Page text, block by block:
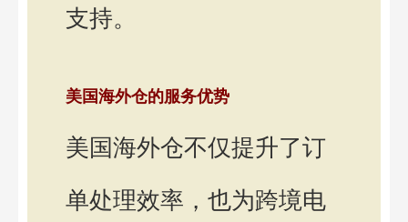
支持。
美国海外仓的服务优势
美国海外仓不仅提升了订
单处理效率，也为跨境电